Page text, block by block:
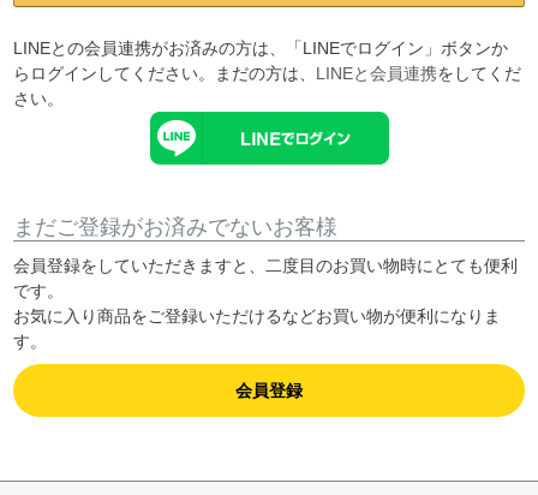
LINEとの会員連携がお済みの方は、「LINEでログイン」ボタンか
らログインしてください。まだの方は、 LINEと会員連携をしてくだ
さい。
まだご登録がお済みでないお客様
会員登録をしていただきますと、二度目のお買い物時にとても便利
です。
お気に入り商品をご登録いただけるなどお買い物が便利になりま
す。
会員登録